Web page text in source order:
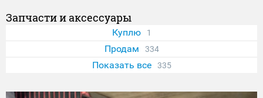
Запчасти и аксессуары
Куплю 1
Продам 334
Показать все 335